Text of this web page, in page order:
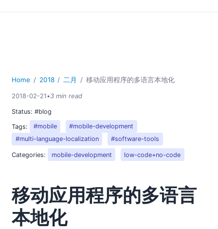
Home 2018 二月 移动应用程序的多语言本地化
2018-02-21•3 min read
Status: #blog
Tags:
#mobile
#mobile-development
#multi-language-localization
#software-tools
Categories: mobile-development low-code+no-code
移动应用程序的多语言
本地化